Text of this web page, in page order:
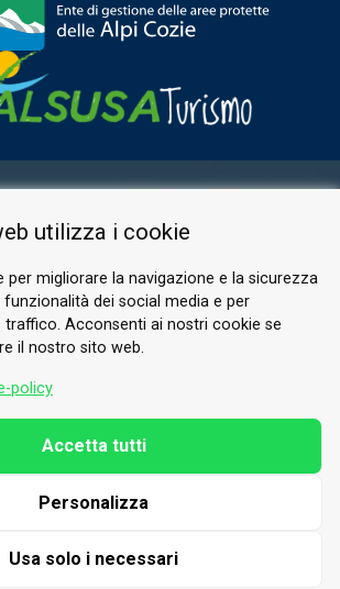
PRIVACY POLICY
© 2026 Valle di Susa
di Arte e Cultura Alpina
Tel.
info@vallesusa-tesori.it
utilizza i cookie
per migliorare la navigazione e la sicurezza
dei social media e per
Acconsenti ai nostri cookie se
il nostro sito web.
policy
Usa solo i necessari
Personalizza
Accetta tutti